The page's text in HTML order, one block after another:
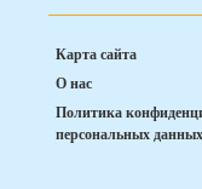
Карта сайта
О нас
Политика
персональных